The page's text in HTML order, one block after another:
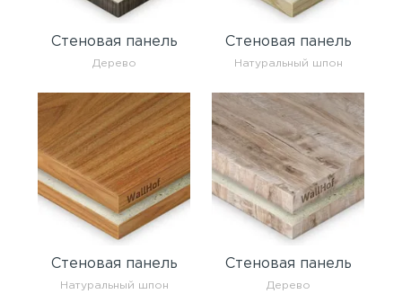
Стеновая панель
Дерево
Стеновая панель
Натуральный шпон
Стеновая панель
Натуральный шпон
Стеновая панель
Дерево